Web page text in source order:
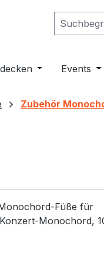
der Kategorie
Schließe das
Öffne oder
Events
Zubehör